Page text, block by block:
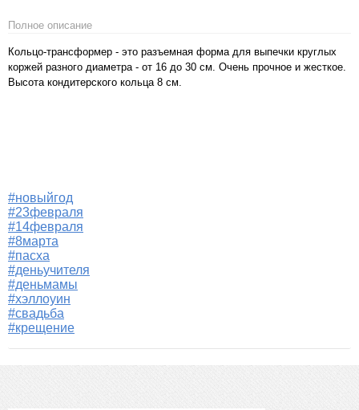
Полное описание
Кольцо-трансформер - это разъемная форма для выпечки круглых
коржей разного диаметра - от 16 до 30 см. Очень прочное и жесткое.
Высота кондитерского кольца 8 см.
#новыйгод
#23февраля
#14февраля
#8марта
#пасха
#деньучителя
#деньмамы
#хэллоуин
#свадьба
#крещение